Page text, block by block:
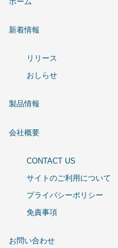
新着情報
リリース
おしらせ
製品情報
会社概要
CONTACT US
サイトのご利用について
プライバシーポリシー
免責事項
お問い合わせ